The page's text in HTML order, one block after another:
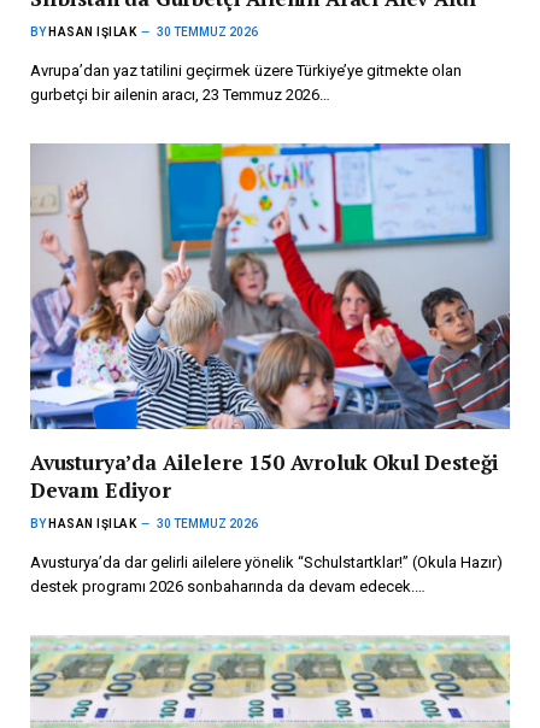
BY HASAN IŞILAK 30 TEMMUZ 2026
Avrupa’dan yaz tatilini geçirmek üzere Türkiye’ye gitmekte olan
gurbetçi bir ailenin aracı, 23 Temmuz 2026…
Avusturya’da Ailelere 150 Avroluk Okul Desteği
Devam Ediyor
BY HASAN IŞILAK 30 TEMMUZ 2026
Avusturya’da dar gelirli ailelere yönelik “Schulstartklar!” (Okula Hazır)
destek programı 2026 sonbaharında da devam edecek.…